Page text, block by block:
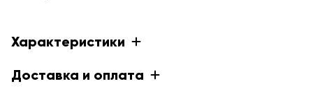
Характеристики
Доставка и оплата